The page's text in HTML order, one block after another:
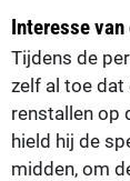
Interesse
Tijdens de
zelf al toe dat
renstallen op
hield hij de
midden, om